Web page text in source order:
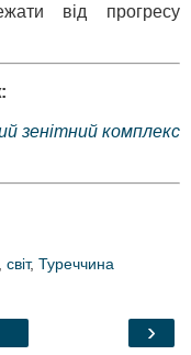
від прогресу
зенітний комплекс
світ, Туреччина
›